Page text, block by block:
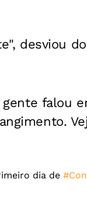
desviou
falou
dia de